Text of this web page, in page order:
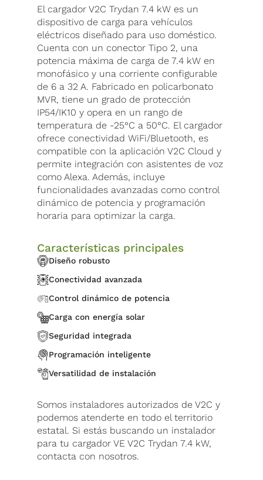
El cargador V2C Trydan 7.4 kW es un
dispositivo de carga para vehículos
eléctricos diseñado para uso doméstico.
Cuenta con un conector Tipo 2, una
potencia máxima de carga de 7.4 kW en
monofásico y una corriente configurable
de 6 a 32 A. Fabricado en policarbonato
MVR, tiene un grado de protección
IP54/IK10 y opera en un rango de
temperatura de -25°C a 50°C. El cargador
ofrece conectividad WiFi/Bluetooth, es
compatible con la aplicación V2C Cloud y
permite integración con asistentes de voz
como Alexa. Además, incluye
funcionalidades avanzadas como control
dinámico de potencia y programación
horaria para optimizar la carga.
Características principales
Diseño robusto
Conectividad avanzada
Control dinámico de potencia
Carga con energía solar
Seguridad integrada
Programación inteligente
Versatilidad de instalación
Somos instaladores autorizados de V2C y
podemos atenderte en todo el territorio
estatal. Si estás buscando un instalador
para tu cargador VE V2C Trydan 7.4 kW,
contacta con nosotros.